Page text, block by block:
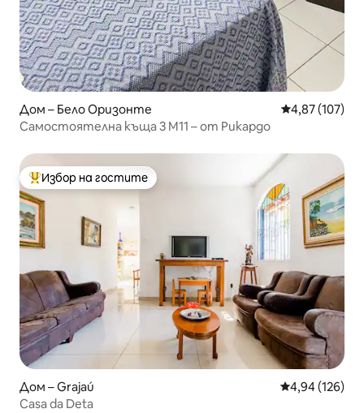
Дом – Бело Оризонте Средна
4,87 (107)
Самостоятелна къща 3 M11 – от Рикардо
Най-популярен избор на гостите
Избор на гостите
Дом – Grajaú Средна
4,94 (126)
Casa da Deta